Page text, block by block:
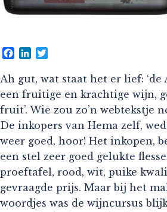
Facebook
LinkedIn
Ah gut, wat staat het er lief: ‘de
een fruitige en krachtige wijn,
fruit’. Wie zou zo’n webtekstje
De inkopers van Hema zelf,
weer goed, hoor! Het inkopen,
een stel zeer goed gelukte
proeftafel, rood, wit, puike
gevraagde prijs. Maar bij het
woordjes was de wijncursus